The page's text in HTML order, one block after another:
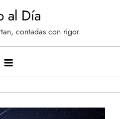
al Día
contadas con rigor.